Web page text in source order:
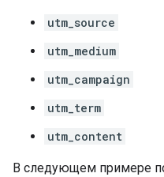
utm_source
utm_medium
utm_campaign
utm_term
utm_content
В следующем примере